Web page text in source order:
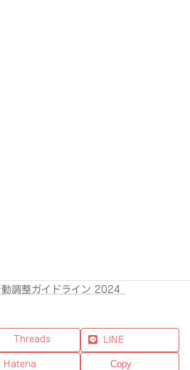
動調整ガイドライン 2024
Threads
Hatena
LINE
Copy